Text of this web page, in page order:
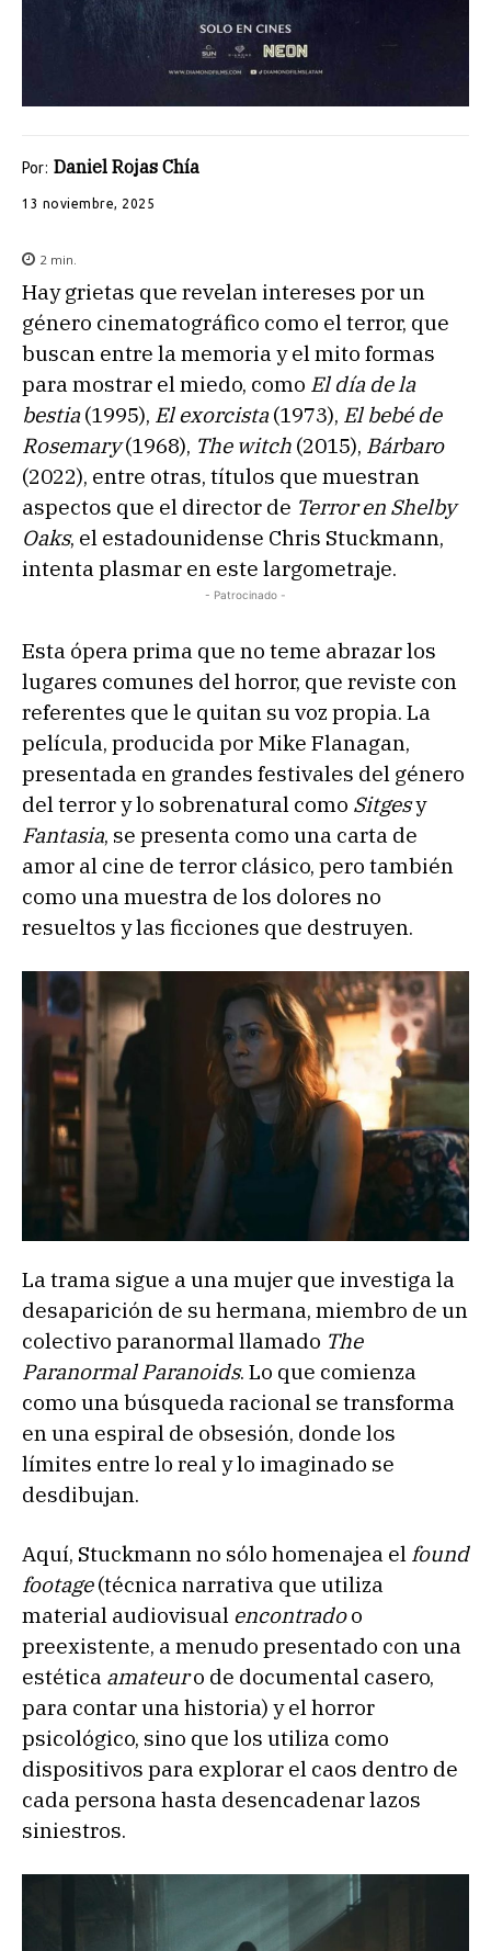
Por: Daniel Rojas Chía
13 noviembre, 2025
2 min.
Hay grietas que revelan intereses por un
género cinematográfico como el terror, que
buscan entre la memoria y el mito formas
para mostrar el miedo, como El día de la
bestia(1995), El exorcista(1973), El bebé de
Rosemary(1968), The witch (2015), Bárbaro
(2022), entre otras, títulos que muestran
aspectos que el director de Terror en Shelby
Oaks, el estadounidense Chris Stuckmann,
intenta plasmar en este largometraje.
- Patrocinado -
Esta ópera prima que no teme abrazar los
lugares comunes del horror, que reviste con
referentes que le quitan su voz propia. La
película, producida por Mike Flanagan,
presentada en grandes festivales del género
del terror y lo sobrenatural como Sitgesy
Fantasia, se presenta como una carta de
amor al cine de terror clásico, pero también
como una muestra de los dolores no
resueltos y las ficciones que destruyen.
La trama sigue a una mujer que investiga la
desaparición de su hermana, miembro de un
colectivo paranormal llamado The
Paranormal Paranoids. Lo que comienza
como una búsqueda racional se transforma
en una espiral de obsesión, donde los
límites entre lo real y lo imaginado se
desdibujan.
Aquí, Stuckmann no sólo homenajea el found
footage(técnica narrativa que utiliza
material audiovisual encontradoo
preexistente, a menudo presentado con una
estética amateuro de documental casero,
para contar una historia) y el horror
psicológico, sino que los utiliza como
dispositivos para explorar el caos dentro de
cada persona hasta desencadenar lazos
siniestros.